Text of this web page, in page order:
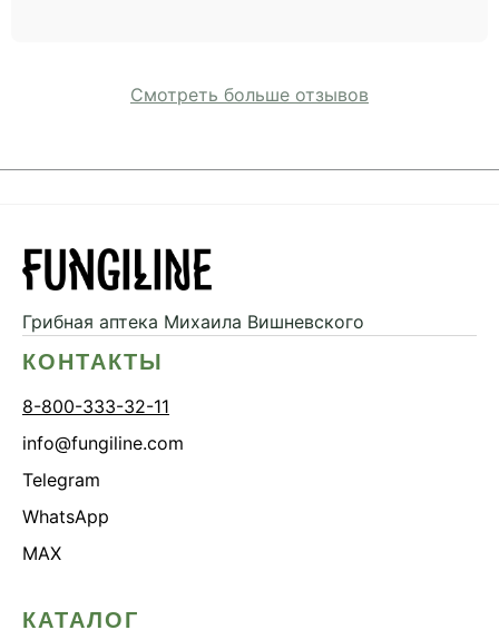
Смотреть больше отзывов
Грибная аптека Михаила Вишневского
КОНТАКТЫ
8-800-333-32-11
info@fungiline.com
Telegram
WhatsApp
MAX
КАТАЛОГ